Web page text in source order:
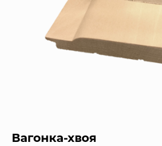
Вагонка-хвоя